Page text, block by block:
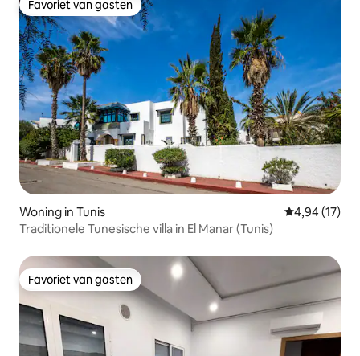
Favoriet van gasten
Favoriet van gasten
Woning in Tunis Gemiddelde
4,94 (17)
Traditionele Tunesische villa in El Manar (Tunis)
Favoriet van gasten
Favoriet van gasten